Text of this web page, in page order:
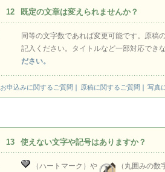
12 既定の文章は変えられませんか？
同等の文字数であれば変更可能です。原稿
記入ください。タイトルなど一部対応でき
ださい。
お申込みに関するご質問 原稿に関するご質問 写真
13 使えない文字や記号はありますか？
（ハートマーク）や （丸囲みの数